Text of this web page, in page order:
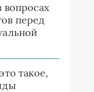
вопросах
перед
такое,